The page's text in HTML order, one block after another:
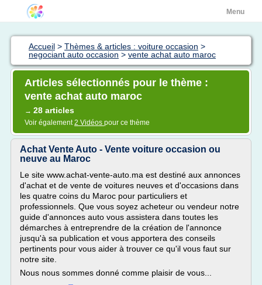
Menu
Accueil > Thèmes & articles : voiture occasion >
negociant auto occasion > vente achat auto maroc
Articles sélectionnés pour le thème :
vente achat auto maroc
→ 28 articles
Voir également2 Vidéos pour ce thème
Achat Vente Auto - Vente voiture occasion ou
neuve au Maroc
Le site www.achat-vente-auto.ma est destiné aux annonces
d'achat et de vente de voitures neuves et d'occasions dans
les quatre coins du Maroc pour particuliers et
professionnels. Que vous soyez acheteur ou vendeur notre
guide d'annonces auto vous assistera dans toutes les
démarches à entreprendre de la création de l'annonce
jusqu'à sa publication et vous apportera des conseils
pertinents pour vous aider à trouver ce qu'il vous faut sur
notre site.
Nous nous sommes donné comme plaisir de vous...